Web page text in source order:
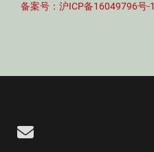
备案号：沪ICP备16049796号-1
Email